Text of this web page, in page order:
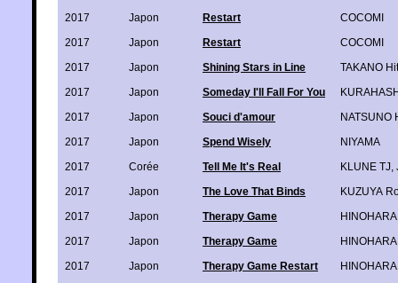
2017
Japon Restart
COCOMI
2017
Japon Restart
COCOMI
2017
Japon Shining Stars in Line
TAKANO
2017
Japon Someday I'll Fall For You
2017
Japon Souci d'amour
NATSUNO
2017
Japon Spend Wisely
NIYAMA
2017
Corée Tell Me It's Real KLUNE TJ
2017
Japon The Love That Binds
KUZUYA
2017
Japon Therapy Game
2017
Japon Therapy Game
2017
Japon Therapy Game Restart